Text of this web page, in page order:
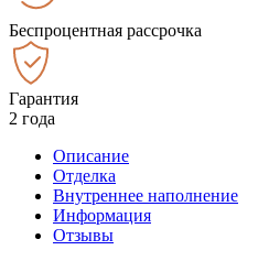
Беспроцентная рассрочка
Гарантия
2 года
Описание
Отделка
Внутреннее наполнение
Информация
Отзывы